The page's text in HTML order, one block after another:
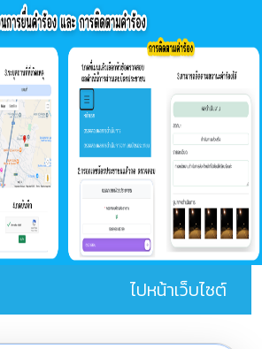
ไปหน้าเว็บไซต์